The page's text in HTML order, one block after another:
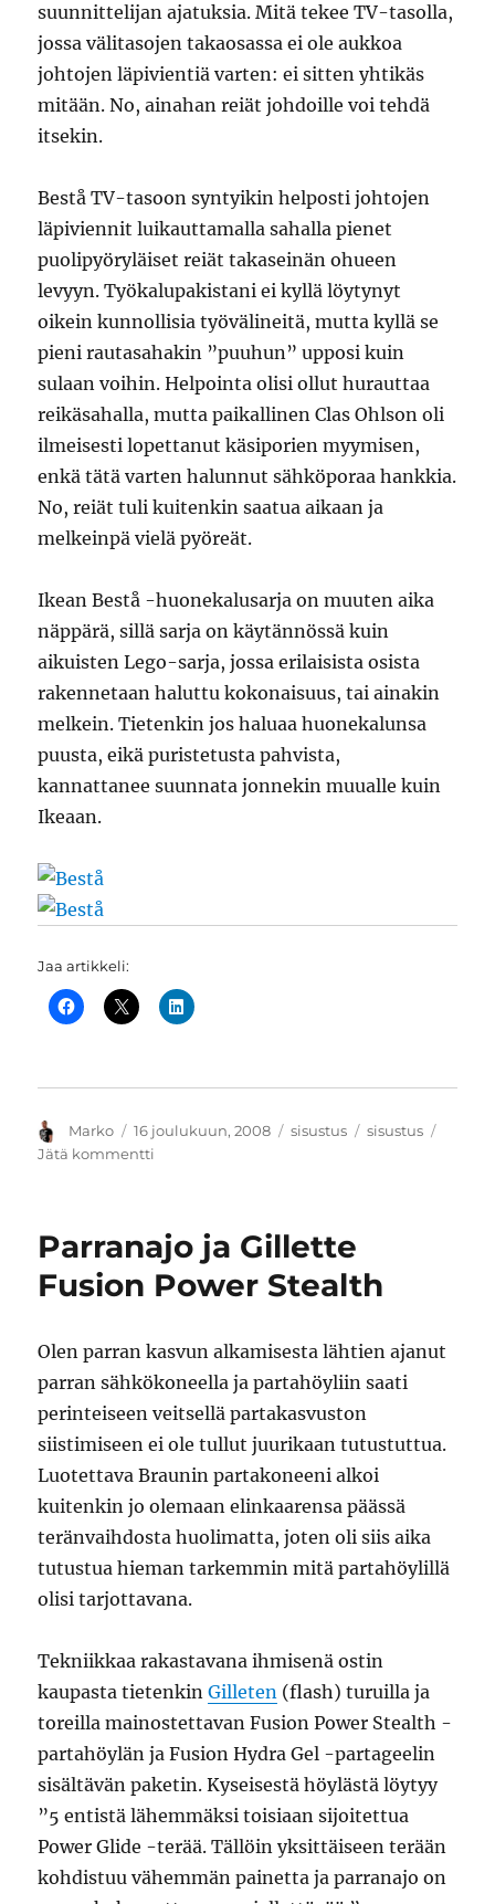
suunnittelijan ajatuksia. Mitä tekee TV-tasolla,
jossa välitasojen takaosassa ei ole aukkoa
johtojen läpivientiä varten: ei sitten yhtikäs
mitään. No, ainahan reiät johdoille voi tehdä
itsekin.
Bestå TV-tasoon syntyikin helposti johtojen
läpiviennit luikauttamalla sahalla pienet
puolipyöryläiset reiät takaseinän ohueen
levyyn. Työkalupakistani ei kyllä löytynyt
oikein kunnollisia työvälineitä, mutta kyllä se
pieni rautasahakin ”puuhun” upposi kuin
sulaan voihin. Helpointa olisi ollut hurauttaa
reikäsahalla, mutta paikallinen Clas Ohlson oli
ilmeisesti lopettanut käsiporien myymisen,
enkä tätä varten halunnut sähköporaa hankkia.
No, reiät tuli kuitenkin saatua aikaan ja
melkeinpä vielä pyöreät.
Ikean Bestå -huonekalusarja on muuten aika
näppärä, sillä sarja on käytännössä kuin
aikuisten Lego-sarja, jossa erilaisista osista
rakennetaan haluttu kokonaisuus, tai ainakin
melkein. Tietenkin jos haluaa huonekalunsa
puusta, eikä puristetusta pahvista,
kannattanee suunnata jonnekin muualle kuin
Ikeaan.
Jaa artikkeli:
Kirjoittaja
Marko Julkaistu
16 joulukuun, 2008 Kategoriat
sisustus Avainsanat
sisustus
Jätä kommentti
itse
Bestå
TV-
Parranajo ja Gillette
Fusion Power Stealth
Olen parran kasvun alkamisesta lähtien ajanut
parran sähkökoneella ja partahöyliin saati
perinteiseen veitsellä partakasvuston
siistimiseen ei ole tullut juurikaan tutustuttua.
Luotettava Braunin partakoneeni alkoi
kuitenkin jo olemaan elinkaarensa päässä
teränvaihdosta huolimatta, joten oli siis aika
tutustua hieman tarkemmin mitä partahöylillä
olisi tarjottavana.
Tekniikkaa rakastavana ihmisenä ostin
kaupasta tietenkinGilleten (flash) turuilla ja
toreilla mainostettavan Fusion Power Stealth -
partahöylän ja Fusion Hydra Gel -partageelin
sisältävän paketin. Kyseisestä höylästä löytyy
”5 entistä lähemmäksi toisiaan sijoitettua
Power Glide -terää. Tällöin yksittäiseen terään
kohdistuu vähemmän painetta ja parranajo on